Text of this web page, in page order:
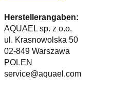
Herstellerangaben:
AQUAEL sp. z o.o.
ul. Krasnowolska 50
02-849 Warszawa
POLEN
service@aquael.com